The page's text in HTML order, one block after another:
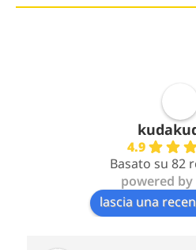
4.9
Basato su 82
powered by
lascia una